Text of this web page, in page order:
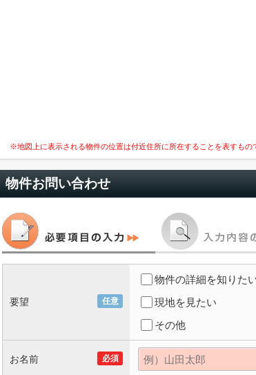
※地図上に表示される物件の位置は付近住所に所在することを表すもの
物件お問い合わせ
任意
要望
物件の詳細を知りた
現地を見たい
その他
必須
お名前